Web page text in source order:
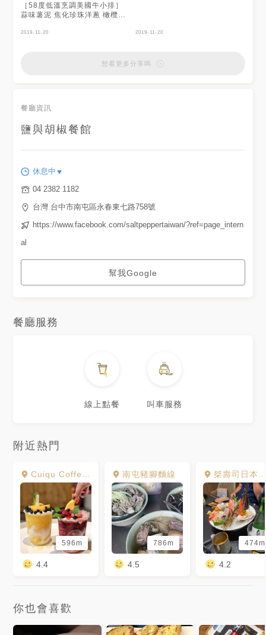
［58度低溫烹調美國牛小排］
蒜味薯泥 焦化珍珠洋蔥 橄欖紅
甜點［溫熱沙巴雍］ 這兩道我
2019-11-20 2019-11-20
想看更多分享嗎
餐廳資訊
鹽與胡椒餐館
休息中
04 2382 1182
台灣 台中市南屯區永春東七路758號
https://www.facebook.com/saltpeppertaiwan/?ref=page_intern
al
幫我Google
餐廳服務
線上點餐 叫車服務
附近熱門
Cuiqu Coffee 奎克咖啡 台中公益店
596m
4.4
南屯豬腳麵線
786m
4.5
桀壽司日本料理 公益店
474m
4.2
你也會喜歡